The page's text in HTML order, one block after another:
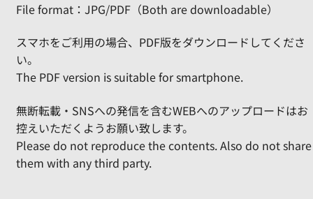
File format：JPG/PDF（Both are downloadable）
スマホをご利用の場合、PDF版をダウンロードしてくださ
い。
The PDF version is suitable for smartphone.
無断転載・SNSへの発信を含むWEBへのアップロードはお
控えいただくようお願い致します。
Please do not reproduce the contents. Also do not share
them with any third party.